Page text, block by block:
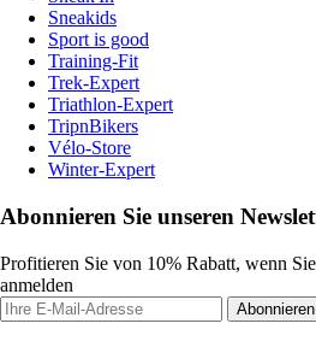
Sneakids
Sport is good
Training-Fit
Trek-Expert
Triathlon-Expert
TripnBikers
Vélo-Store
Winter-Expert
Abonnieren Sie unseren
Profitieren Sie von 10% Rabatt, wenn
anmelden
Abonnieren